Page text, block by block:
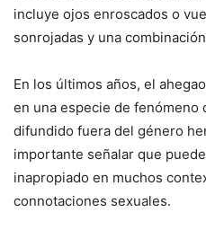
incluye ojos enroscados o
sonrojadas y una
En los últimos años, el
en una especie de fenómeno
difundido fuera del género
importante señalar que
inapropiado en muchos
connotaciones sexuales.